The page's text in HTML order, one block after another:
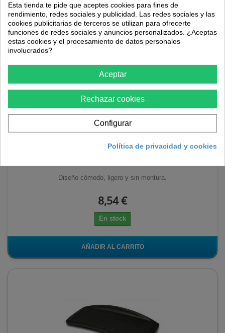
Gafas de seguridad con lente blanca Rubí
Diseño cómodo, ligero y sin montura.
8,54 €
En stock
AÑADIR AL CARRITO
Esta tienda te pide que aceptes cookies para fines de
rendimiento, redes sociales y publicidad. Las redes sociales y las
cookies publicitarias de terceros se utilizan para ofrecerte
funciones de redes sociales y anuncios personalizados. ¿Aceptas
estas cookies y el procesamiento de datos personales
involucrados?
Aceptar
Rechazar cookies
Configurar
Política de privacidad y cookies